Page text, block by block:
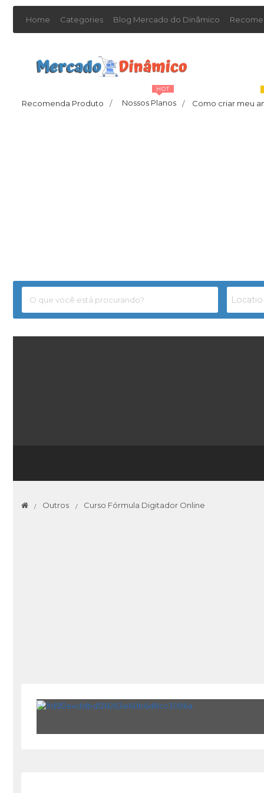
Home Categories Blog Mercado do Dinâmico
Recomenda Produto / Nossos Planos /
HOT
Como criar meu
Outros Curso Fórmula Digitador Online